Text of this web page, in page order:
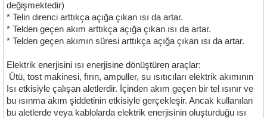
değişmektedir)
* Telin direnci arttıkça açığa çıkan ısı da artar.
* Telden geçen akım arttıkça açığa çıkan ısı da artar.
* Telden geçen akımın süresi arttıkça açığa çıkan ısı da artar.
Elektrik enerjisini ısı enerjisine dönüştüren araçlar:
Ütü, tost makinesi, fırın, ampuller, su ısıtıcıları elektrik akımının
Isı etkisiyle çalışan aletlerdir. İçinden akım geçen bir tel ısınır ve
bu ısınma akım şiddetinin etkisiyle gerçekleşir. Ancak kullanılan
bu aletlerde veya kablolarda elektrik enerjisinin oluşturduğu ısı